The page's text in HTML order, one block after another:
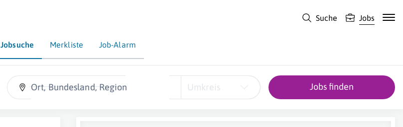
Suche Jobs
Jobsuche Merkliste Job-Alarm
Ort, Bundesland, Region Umkreis Jobs finden